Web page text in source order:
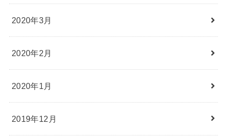
2020年3月
2020年2月
2020年1月
2019年12月